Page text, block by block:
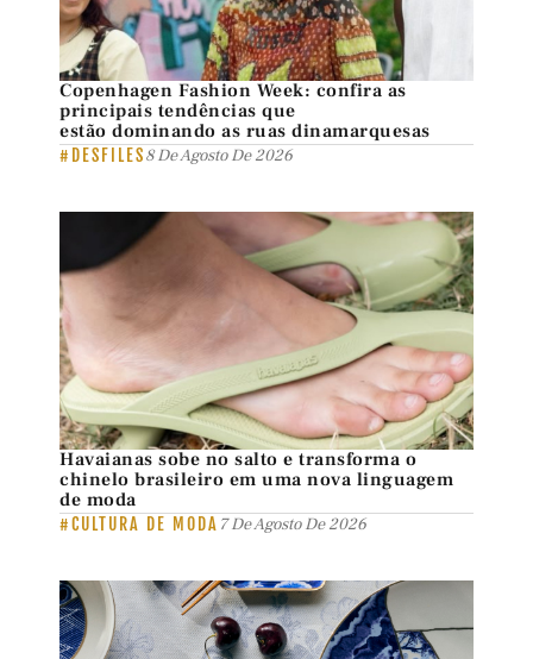
Copenhagen Fashion Week: confira as
principais tendências que
estão dominando as ruas dinamarquesas
#DESFILES8 De Agosto De 2026
Havaianas sobe no salto e transforma o
chinelo brasileiro em uma nova linguagem
de moda
#CULTURA DE MODA 7 De Agosto De 2026